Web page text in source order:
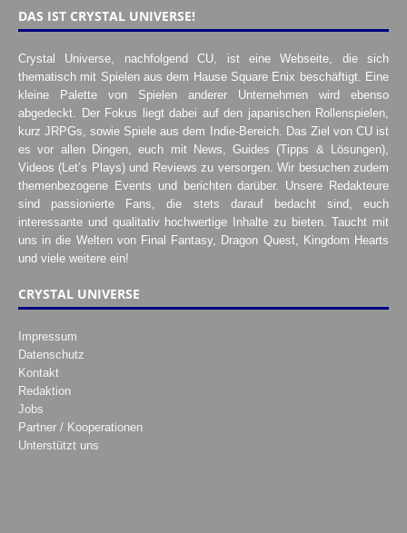
DAS IST CRYSTAL UNIVERSE!
Crystal Universe, nachfolgend CU, ist eine Webseite, die sich
thematisch mit Spielen aus dem Hause Square Enix beschäftigt. Eine
kleine Palette von Spielen anderer Unternehmen wird ebenso
abgedeckt. Der Fokus liegt dabei auf den japanischen Rollenspielen,
kurz JRPGs, sowie Spiele aus dem Indie-Bereich. Das Ziel von CU ist
es vor allen Dingen, euch mit News, Guides (Tipps & Lösungen),
Videos (Let’s Plays) und Reviews zu versorgen. Wir besuchen zudem
themenbezogene Events und berichten darüber. Unsere Redakteure
sind passionierte Fans, die stets darauf bedacht sind, euch
interessante und qualitativ hochwertige Inhalte zu bieten. Taucht mit
uns in die Welten von Final Fantasy, Dragon Quest, Kingdom Hearts
und viele weitere ein!
CRYSTAL UNIVERSE
Impressum
Datenschutz
Kontakt
Redaktion
Jobs
Partner / Kooperationen
Unterstützt uns